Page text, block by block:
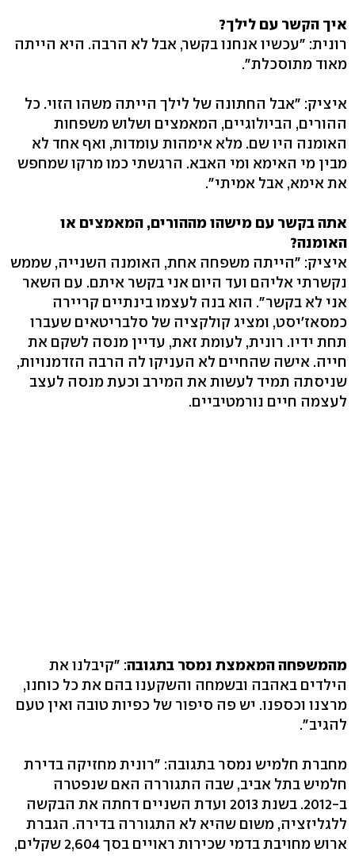
איך הקשר עם לילך?
רונית: "עכשיו אנחנו בקשר, אבל לא הרבה. היא הייתה
מאוד מתוסכלת".
איציק: "אבל החתונה של לילך הייתה משהו הזוי. כל
ההורים, הביולוגיים, המאמצים ושלוש משפחות
האומנה היו שם. מלא אימהות עומדות, ואף אחד לא
מבין מי האימא ומי האבא. הרגשתי כמו מרקו שמחפש
את אימא, אבל אמיתי".
אתה בקשר עם מישהו מההורים, המאמצים או
האומנה?
איציק: "הייתה משפחה אחת, האומנה השנייה, שממש
נקשרתי אליהם ועד היום אני בקשר איתם. עם השאר
אני לא בקשר". הוא בנה לעצמו בינתיים קריירה
כמסאז'יסט, ומציג קולקציה של סלבריטאים שעברו
תחת ידיו. רונית, לעומת זאת, עדיין מנסה לשקם את
חייה. אישה שהחיים לא העניקו לה הרבה הזדמנויות,
שניסתה תמיד לעשות את המירב וכעת מנסה לעצב
לעצמה חיים נורמטיביים.
מהמשפחה המאמצת נמסר בתגובה: "קיבלנו את
הילדים באהבה ובשמחה והשקענו בהם את כל כוחנו,
מרצנו וכספנו. יש פה סיפור של כפיות טובה ואין טעם
להגיב".
מחברת חלמיש נמסר בתגובה: "רונית מחזיקה בדירת
חלמיש בתל אביב, שבה התגוררה האם שנפטרה
ב-2012. בשנת 2013 ועדת השניים דחתה את הבקשה
ללגליזציה, משום שהיא לא התגוררה בדירה. הגברת
ארוש מחויבת בדמי שכירות ראויים בסך 2,604 שקלים,